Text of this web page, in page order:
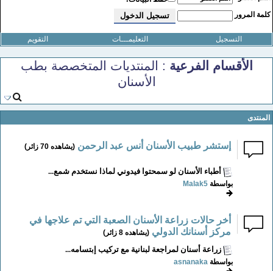
كلمة المرور
التسجيل التعليمـــات التقويم
الأقسام الفرعية: المنتديات المتخصصة بطب
الأسنان
المنتدى
إستشر طبيب الأسنان أنس عبد الرحمن (يشاهده 70 زائر)
أطباء الأسنان لو سمحتوا فيدوني لماذا نستخدم شمع...
بواسطةMalak5
أخر حالات زراعة الأسنان الصعبة التي تم علاجها في
مركز أسنانك الدولي
(يشاهده 8 زائر)
زراعة أسنان لمراجعة لبنانية مع تركيب إبتسامه...
بواسطةasnanaka